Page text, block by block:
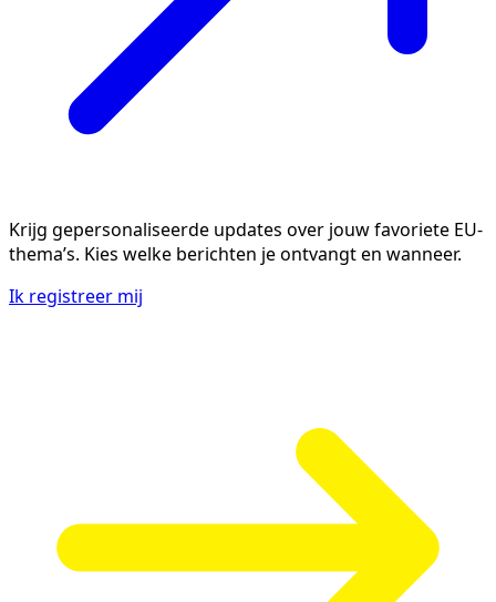
Krijg gepersonaliseerde updates over jouw favoriete EU-
thema’s. Kies welke berichten je ontvangt en wanneer.
Ik registreer mij